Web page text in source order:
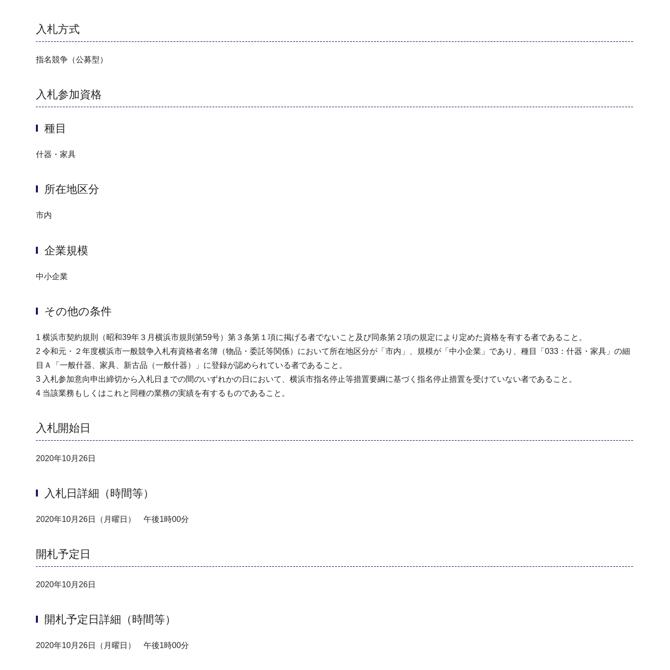
入札方式
指名競争（公募型）
入札参加資格
種目
什器・家具
所在地区分
市内
企業規模
中小企業
その他の条件
1 横浜市契約規則（昭和39年３月横浜市規則第59号）第３条第１項に掲げる者でないこと及び同条第２項の規定により定めた資格を有する者であること。
2 令和元・２年度横浜市一般競争入札有資格者名簿（物品・委託等関係）において所在地区分が「市内」、規模が「中小企業」であり、種目「033：什器・家具」の細
目Ａ「一般什器、家具、新古品（一般什器）」に登録が認められている者であること。
3 入札参加意向申出締切から入札日までの間のいずれかの日において、横浜市指名停止等措置要綱に基づく指名停止措置を受けていない者であること。
4 当該業務もしくはこれと同種の業務の実績を有するものであること。
入札開始日
2020年10月26日
入札日詳細（時間等）
2020年10月26日（月曜日） 午後1時00分
開札予定日
2020年10月26日
開札予定日詳細（時間等）
2020年10月26日（月曜日） 午後1時00分